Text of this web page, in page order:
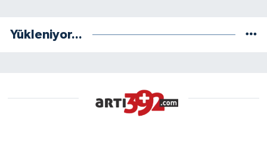
Yükleniyor...